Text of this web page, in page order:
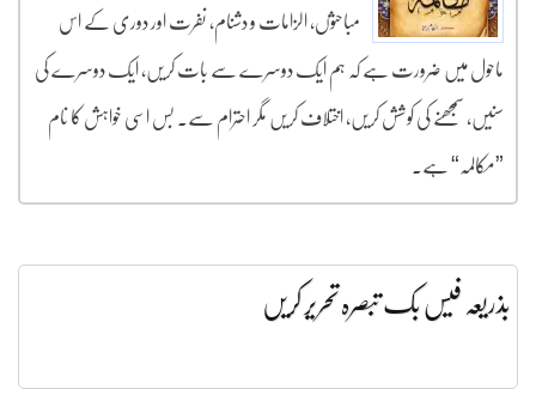
مباحثوں، الزامات و دشنام، نفرت اور دوری کے اس
ماحول میں ضرورت ہے کہ ہم ایک دوسرے سے بات کریں، ایک دوسرے کی
سنیں، سمجھنے کی کوشش کریں، اختلاف کریں مگر احترام سے۔ بس اسی خواہش کا نام
”مکالمہ“ ہے۔
بذریعہ فیس بک تبصرہ تحریر کریں